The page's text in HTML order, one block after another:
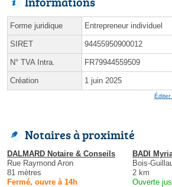
Forme juridique Entrepreneur individuel
SIRET 94455950900012
N° TVA Intra. FR79944559509
Création 1 juin 2025
Éditer
Notaires à proximité
DALMARD Notaire & Conseils
Rue Raymond Aron
81 mètres
Fermé, ouvre à 14h
BADI
Bois-
2 km
Ouverte